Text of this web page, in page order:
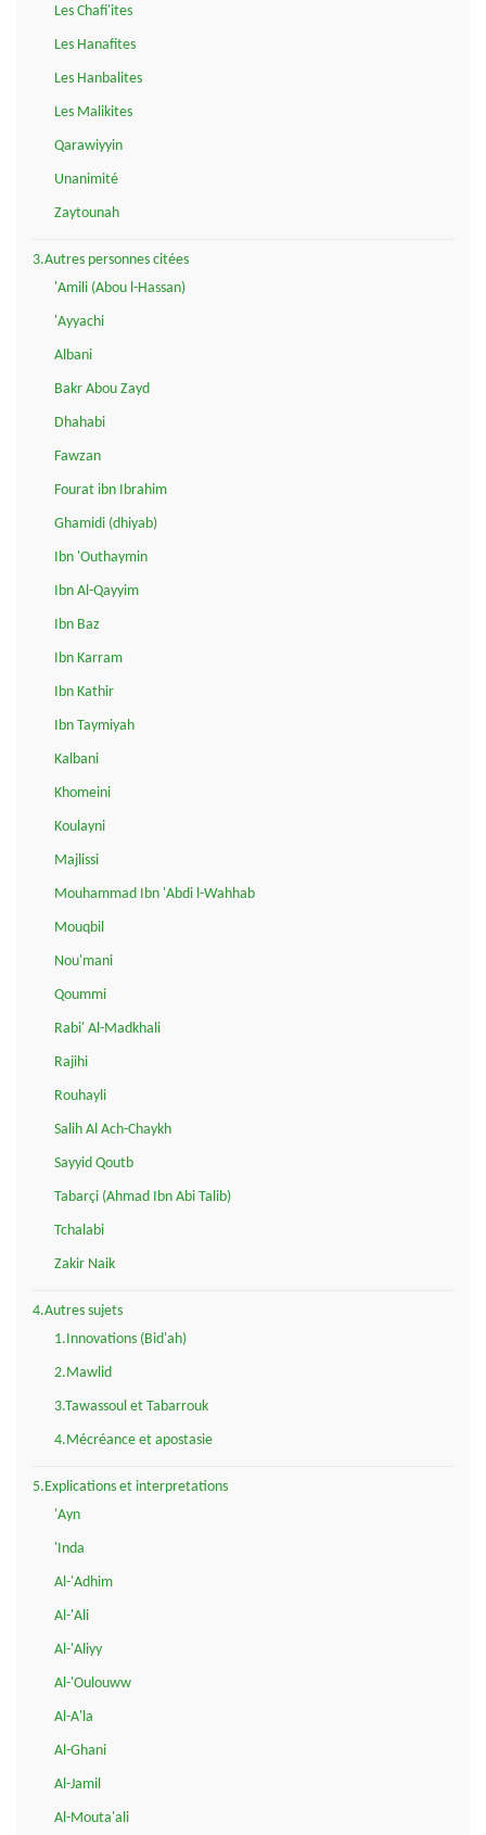
Les Chafi'ites
Les Hanafites
Les Hanbalites
Les Malikites
Qarawiyyin
Unanimité
Zaytounah
3.Autres personnes citées
'Amili (Abou l-Hassan)
'Ayyachi
Albani
Bakr Abou Zayd
Dhahabi
Fawzan
Fourat ibn Ibrahim
Ghamidi (dhiyab)
Ibn 'Outhaymin
Ibn Al-Qayyim
Ibn Baz
Ibn Karram
Ibn Kathir
Ibn Taymiyah
Kalbani
Khomeini
Koulayni
Majlissi
Mouhammad Ibn 'Abdi l-Wahhab
Mouqbil
Nou'mani
Qoummi
Rabi' Al-Madkhali
Rajihi
Rouhayli
Salih Al Ach-Chaykh
Sayyid Qoutb
Tabarçi (Ahmad Ibn Abi Talib)
Tchalabi
Zakir Naik
4.Autres sujets
1.Innovations (Bid'ah)
2.Mawlid
3.Tawassoul et Tabarrouk
4.Mécréance et apostasie
5.Explications et interpretations
'Ayn
'Inda
Al-'Adhim
Al-'Ali
Al-'Aliyy
Al-'Oulouww
Al-A'la
Al-Ghani
Al-Jamil
Al-Mouta'ali